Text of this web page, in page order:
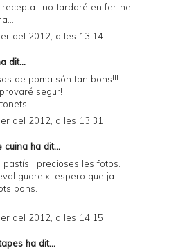
recepta.. no tardaré en fer-ne
del 2012, a les 13:14
dit...
de poma són tan bons!!!
segur!
del 2012, a les 13:31
cuina ha dit...
pastís i precioses les fotos.
guareix, espero que ja
bons.
del 2012, a les 14:15
ha dit...